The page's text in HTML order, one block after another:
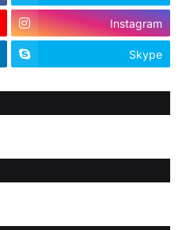
Instagram
Skype